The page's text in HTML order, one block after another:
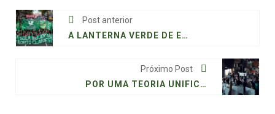
Post anterior
A LANTERNA VERDE DE ESPERANÇA DA ARGENTINA PARA NÓS: É FEMINISTA!
Próximo Post
POR UMA TEORIA UNIFICADA DO CAPITALISMO E DA OPRESSÃO RACIAL